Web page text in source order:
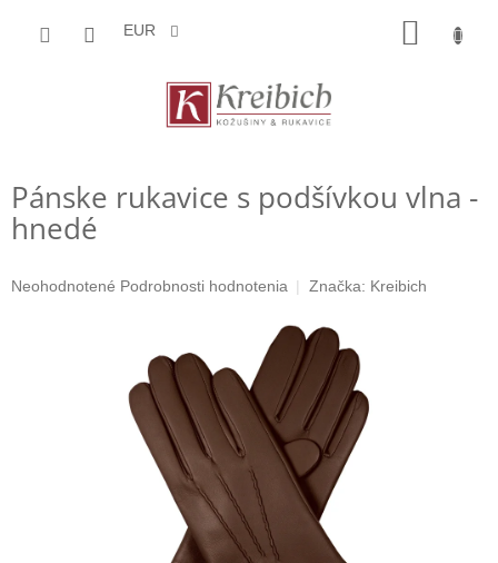
EUR
Pánske rukavice s podšívkou vlna -
hnedé
Priemerné
Neohodnotené Podrobnosti hodnotenia Značka: Kreibich